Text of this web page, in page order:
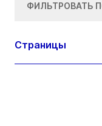
ФИЛЬТРОВАТЬ
Страницы